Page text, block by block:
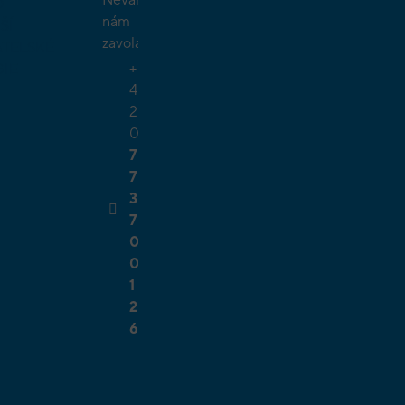
nám
zavolat.
+
4
2
0
7
7
3
7
0
0
1
2
6